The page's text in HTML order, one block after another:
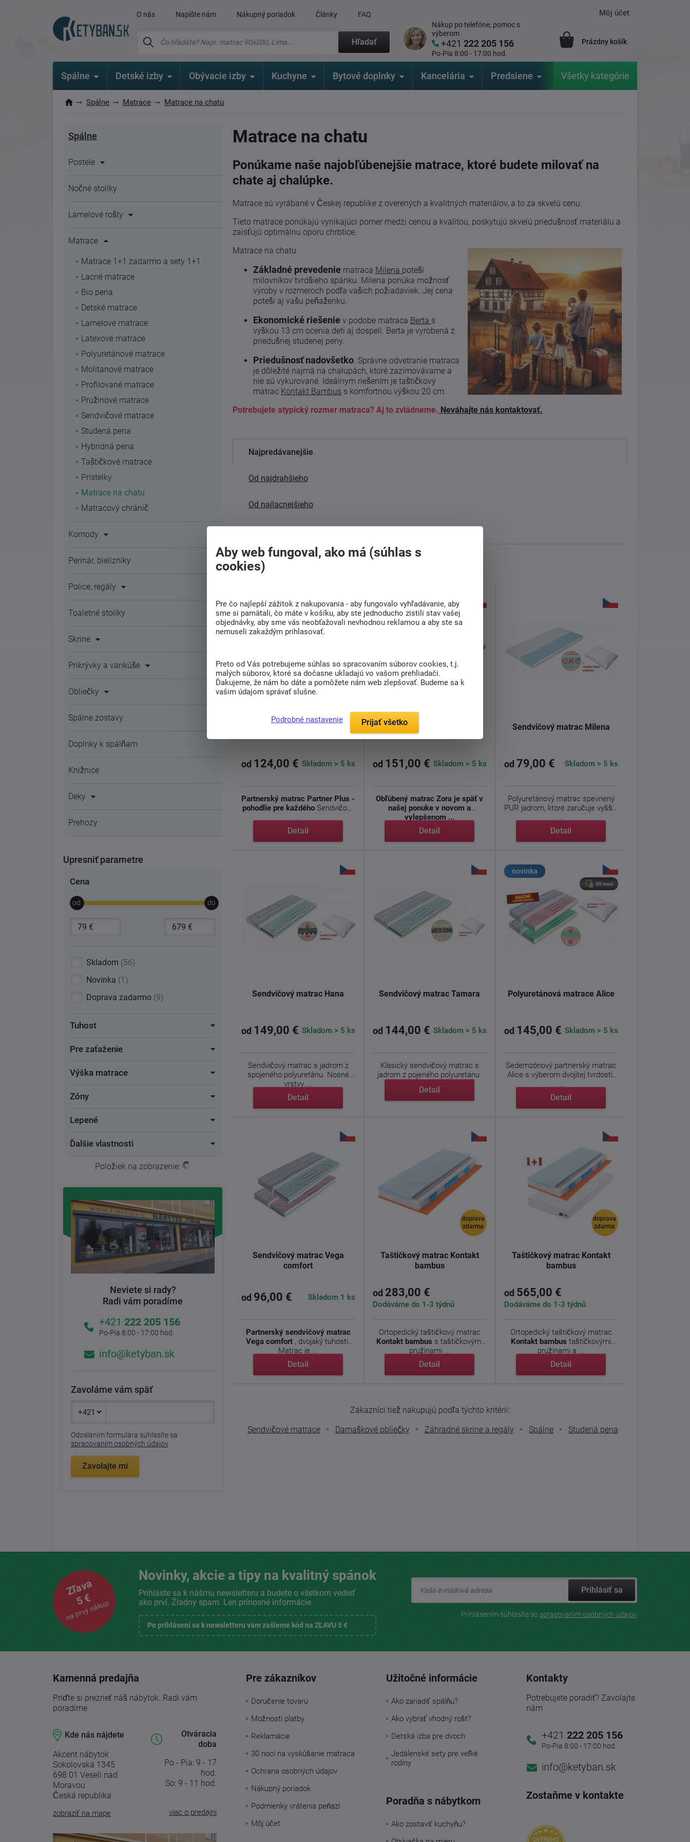
O nás Napíšte nám Nákupný poriadok Články FAQ
Hľadať
Nákup po telefóne, pomoc s
výberom
+421222 205 156
Po-Pia 8:00 - 17:00 hod.
Môj účet
Prázdny košík
Spálne Detské izby Obývacie izby Kuchyne Bytové doplnky Kancelária Predsiene Výrobcovia
Všetky kategórie
Spálne Matrace Matrace na chatu
Spálne
Postele
Nočné stolíky
Lamelové rošty
Matrace
Matrace 1+1 zadarmo a sety 1+1
Lacné matrace
Bio pena
Detské matrace
Lamelové matrace
Latexové matrace
Polyuretánové matrace
Molitanové matrace
Profilované matrace
Pružinové matrace
Sendvičové matrace
Studená pena
Hybridná pena
Taštičkové matrace
Prístelky
Matrace na chatu
Matracový chránič
Komody
Perinár, bielizníky
Police, regály
Toaletné stolíky
Skrine
Prikrývky a vankúše
Obliečky
Spálne zostavy
Doplnky k spálňam
Knižnice
Deky
Prehozy
Upresniť parametre
Cena
Skladom 56
Novinka 1
Doprava zadarmo 9
Tuhost
Pre zaťaženie
Výška matrace
Zóny
Lepené
Ďalšie vlastnosti
Položiek na zobrazenie:9
Neviete si rady?
Radi vám poradíme
+421 222 205 156
Po-Pia 8:00 - 17:00 hod.
info@ketyban.sk
Zavoláme vám späť
Odoslaním formulára súhlasíte sa
spracovaním osobných údajov
Zavolajte mi
Matrace na chatu
Ponúkame naše najobľúbenejšie matrace, ktoré budete milovať na
chate aj chalúpke.
Matrace sú vyrábané v Českej republike z overených a kvalitných materiálov, a to za skvelú cenu.
Tieto matrace ponúkajú vynikajúci pomer medzi cenou a kvalitou, poskytujú skvelú priedušnosť materiálu a
zaisťujú optimálnu oporu chrbtice.
Matrace na chatu
Základné prevedenie matraca Milena poteší
milovníkov tvrdšieho spánku. Milena ponúka možnosť
výroby v rozmeroch podľa vašich požiadaviek. Jej cena
poteší aj vašu peňaženku.
Ekonomické riešenie v podobe matraca Berta s
výškou 13 cm ocenia deti aj dospelí. Berta je vyrobená z
priedušnej studenej peny.
Priedušnosť nadovšetko. Správne odvetranie matraca
je dôležité najmä na chalupách, ktoré zazimovávame a
nie sú vykurované. Ideálnym riešením je taštičkový
matrac Kontakt Bambus s komfortnou výškou 20 cm.
Potrebujete atypický rozmer matraca? Aj to zvládneme. Neváhajte nás kontaktovať.
Najpredávanejšie
Od najdrahšieho
Od najlacnejšieho
Zobrazujem 1 - 9 z 9
Sendvičový matrac Partner
od 124,00 € Skladom > 5 ks
Partnerský matrac Partner Plus -
pohodlie pre každéhoSendvičový
...
Detail
Sendvičový matrac Zora
od 151,00 € Skladom > 5 ks
Obľúbený matrac Zora je späť v
našej ponuke v novom a
vylepšenom ...
Detail
Sendvičový matrac Milena
od 79,00 € Skladom > 5 ks
Polyuretánový matrac spevnený
PUR jadrom, ktoré zaručuje vyššiu
...
Detail
Sendvičový matrac Hana
od 149,00 € Skladom > 5 ks
Sendvičový matrac s jadrom z
spojeného polyuretánu. Nosné
vrstvy ...
Detail
Sendvičový matrac Tamara
od 144,00 € Skladom > 5 ks
Klasický sendvičový matrac s
jadrom z pojeného polyuretánu.
Nosnú ...
Detail
novinka
30 nocí
Polyuretánová matrace Alice
od 145,00 € Skladom > 5 ks
Sedemzónový partnerský matrac
Alice s výberom dvojitej tvrdosti.
...
Detail
Sendvičový matrac Vega
comfort
od 96,00 € Skladom 1 ks
Partnerský sendvičový matrac
Vega comfort , dvojaký tuhosti.
Matrac je ...
Detail
doprava
zdarma
Taštičkový matrac Kontakt
bambus
od 283,00 €
Dodáváme do 1-3 týdnů
Ortopedický taštičkový matrac
Kontakt bambus s taštičkovými
pružinami ...
Detail
doprava
zdarma
Taštičkový matrac Kontakt
bambus
od 565,00 €
Dodáváme do 1-3 týdnů
Ortopedický taštičkový matrac
Kontakt bambus taštičkovými
pružinami a ...
Detail
Zákazníci tiež nakupujú podľa týchto kritérií:
Sendvičové matrace
Damaškové obliečky Záhradné skrine a regály Spálne Studená pena
Zľava
5 €
na prvý nákup
Novinky, akcie a tipy na kvalitný spánok
Prihláste sa k nášmu newsletteru a budete o všetkom vedieť
ako prví. Žiadny spam. Len prínosné informácie.
Po prihlásení sa k newsletteru vám zašleme kód na ZĽAVU 5 €
Prihlásiť sa
Prihlásením súhlasíte so spracovaním osobných údajov
Kamenná predajňa
Príďte si prezrieť náš nábytok. Radi vám
poradíme.
Kde nás nájdete
Akcent nábytok
Sokolovská 1345
698 01 Veselí nad
Moravou
Česká republika
zobraziť na mape
Otváracia
doba
Po - Pia: 9 - 17
hod.
So: 9 - 11 hod.
viac o predajni
Pre zákazníkov
Doručenie tovaru
Možnosti platby
Reklamácie
30 nocí na vyskúšanie matraca
Ochrana osobných údajov
Nákupný poriadok
Podmienky vrátenia peňazí
Môj účet
Užitočné informácie
Ako zariadiť spálňu?
Ako vybrať vhodný rošt?
Detská izba pre dvoch
Jedálenské sety pre veľké
rodiny
Poradňa s nábytkom
Ako zostaviť kuchyňu?
Kontakty
Potrebujete poradiť? Zavolajte
nám
+421 222 205 156
Po-Pia 8:00 - 17:00 hod.
info@ketyban.sk
Zostaňme v kontakte
Aby web fungoval, ako má (súhlas s
cookies)
Pre čo najlepší zážitok z nakupovania - aby fungovalo vyhľadávanie, aby
sme si pamätali, čo máte v košíku, aby ste jednoducho zistili stav vašej
objednávky, aby sme vás neobťažovali nevhodnou reklamou a aby ste sa
nemuseli zakaždým prihlasovať.
Preto od Vás potrebujeme súhlas so spracovaním súborov cookies, t.j.
malých súborov, ktoré sa dočasne ukladajú vo vašom prehliadači.
Ďakujeme, že nám ho dáte a pomôžete nám web zlepšovať. Budeme sa k
vašim údajom správať slušne.
Podrobné nastavenie Prijať všetko